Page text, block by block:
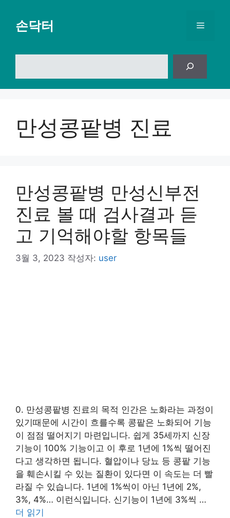
손닥터 메
뉴
만성콩팥병 진료
만성콩팥병 만성신부전
진료 볼 때 검사결과 듣
고 기억해야할 항목들
3월 3, 2023 작성자: user
0. 만성콩팥병 진료의 목적 인간은 노화라는 과정이
있기때문에 시간이 흐를수록 콩팥은 노화되어 기능
이 점점 떨어지기 마련입니다. 쉽게 35세까지 신장
기능이 100% 기능이고 이 후로 1년에 1%씩 떨어진
다고 생각하면 됩니다. 혈압이나 당뇨 등 콩팥 기능
을 훼손시킬 수 있는 질환이 있다면 이 속도는 더 빨
라질 수 있습니다. 1년에 1%씩이 아닌 1년에 2%,
3%, 4%… 이런식입니다. 신기능이 1년에 3%씩 …
더 읽기